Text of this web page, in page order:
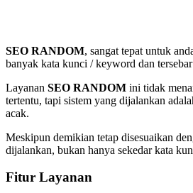
SEO RANDOM, sangat tepat untuk
banyak kata kunci / keyword dan
Layanan SEO RANDOM ini tidak
tertentu, tapi sistem yang dijalankan
acak.
Meskipun demikian tetap disesuaikan
dijalankan, bukan hanya sekedar kata
Fitur Layanan